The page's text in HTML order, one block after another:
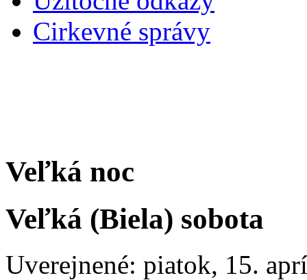
Cirkevné správy
Veľká noc
Veľká (Biela) sobota
Uverejnené: piatok, 15.